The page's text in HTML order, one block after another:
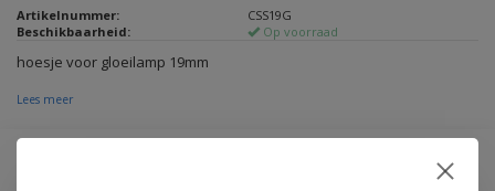
Artikelnummer:
CSS19G
Beschikbaarheid:
Op voorraad
hoesje voor gloeilamp 19mm
Lees meer
€0,65